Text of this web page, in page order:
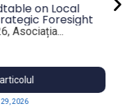
on Local
Foresight
within the